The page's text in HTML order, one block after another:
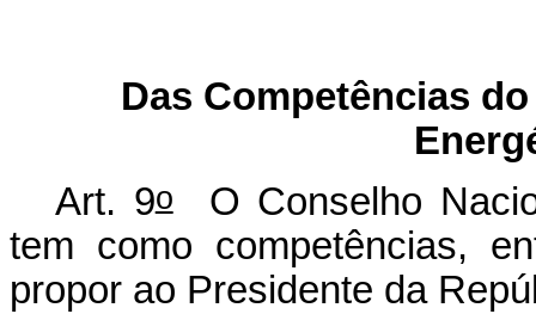
Das Competências
Art. 9oO Conselho
tem como competências,
propor ao Presidente da